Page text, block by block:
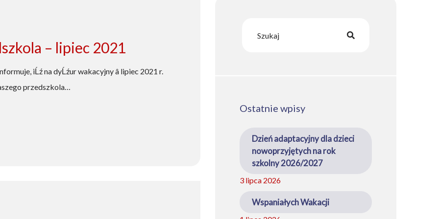
– lipiec 2021
iĹź na dyĹźur wakacyjny â lipiec 2021 r.
przedszkola…
Ostatnie wpisy
Dzień adaptacyjny dla dzieci
nowoprzyjętych na rok
szkolny 2026/2027
3 lipca 2026
Wspaniałych Wakacji